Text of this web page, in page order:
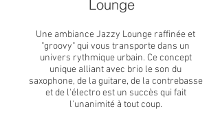
Lounge
Une ambiance Jazzy Lounge raffinée et
"groovy" qui vous transporte dans un
univers rythmique urbain. Ce concept
unique alliant avec brio le son du
saxophone, de la guitare, de la contrebasse
et de l'électro est un succès qui fait
l'unanimité à tout coup.